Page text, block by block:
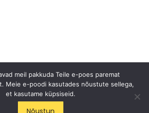
meil pakkuda Teile e-poes paremat
Meie e-poodi kasutades nõustute sellega,
et kasutame küpsiseid.
Nõustun